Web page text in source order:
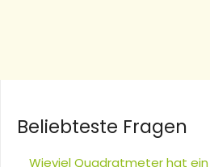
Beliebteste Fragen
Wieviel Quadratmeter hat ein